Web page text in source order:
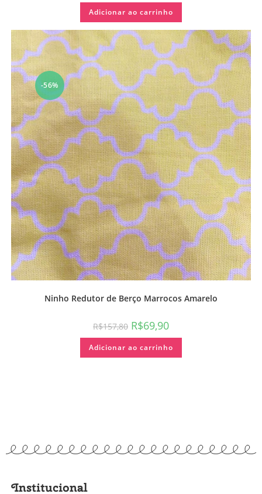
Adicionar ao carrinho
-56%
Ninho Redutor de Berço Marrocos Amarelo
R$157,80 R$69,90
Adicionar ao carrinho
Institucional